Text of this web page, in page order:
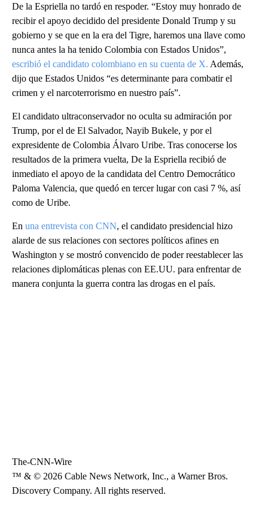
De la Espriella no tardó en respoder. “Estoy muy honrado de
recibir el apoyo decidido del presidente Donald Trump y su
gobierno y se que en la era del Tigre, haremos una llave como
nunca antes la ha tenido Colombia con Estados Unidos”,
escribió el candidato colombiano en su cuenta de X. Además,
dijo que Estados Unidos “es determinante para combatir el
crimen y el narcoterrorismo en nuestro país”.
El candidato ultraconservador no oculta su admiración por
Trump, por el de El Salvador, Nayib Bukele, y por el
expresidente de Colombia Álvaro Uribe. Tras conocerse los
resultados de la primera vuelta, De la Espriella recibió de
inmediato el apoyo de la candidata del Centro Democrático
Paloma Valencia, que quedó en tercer lugar con casi 7 %, así
como de Uribe.
En una entrevista con CNN, el candidato presidencial hizo
alarde de sus relaciones con sectores políticos afines en
Washington y se mostró convencido de poder reestablecer las
relaciones diplomáticas plenas con EE.UU. para enfrentar de
manera conjunta la guerra contra las drogas en el país.
The-CNN-Wire
™ & © 2026 Cable News Network, Inc., a Warner Bros.
Discovery Company. All rights reserved.